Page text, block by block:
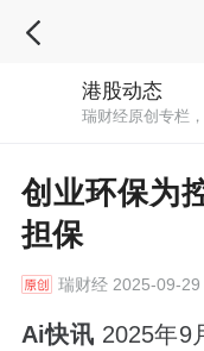
港股动态
瑞财经原创专栏
创业环保为
担保
瑞财经2025-09-29
Ai快讯 2025年9